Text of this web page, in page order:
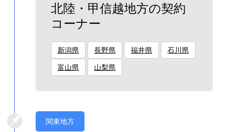
北陸・甲信越地方の契約
コーナー
新潟県 長野県 福井県 石川県
富山県 山梨県
関東地方